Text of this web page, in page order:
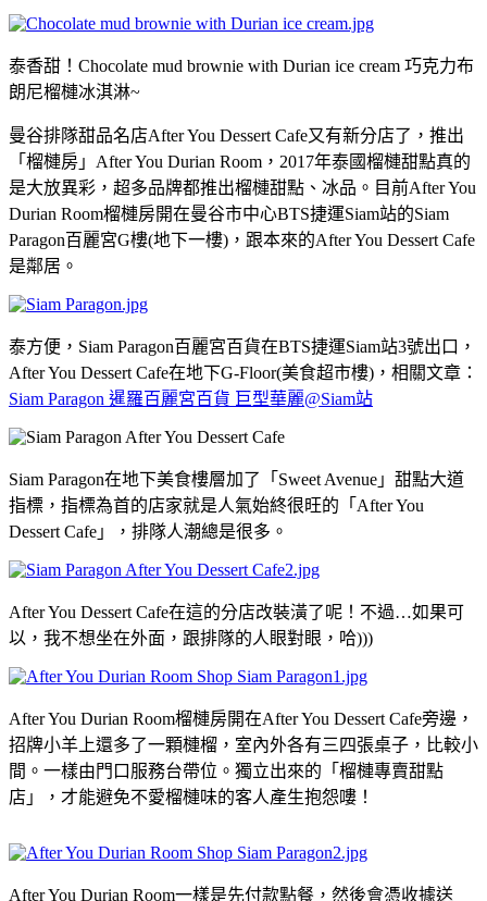
泰香甜！Chocolate mud brownie with Durian ice cream 巧克力布
朗尼榴槤冰淇淋~
曼谷排隊甜品名店After You Dessert Cafe又有新分店了，推出
「榴槤房」After You Durian Room，2017年泰國榴槤甜點真的
是大放異彩，超多品牌都推出榴槤甜點、冰品。目前After You
Durian Room榴槤房開在曼谷市中心BTS捷運Siam站的Siam
Paragon百麗宮G樓(地下一樓)，跟本來的After You Dessert Cafe
是鄰居。
泰方便，Siam Paragon百麗宮百貨在BTS捷運Siam站3號出口，
After You Dessert Cafe在地下G-Floor(美食超市樓)，相關文章：
Siam Paragon 暹羅百麗宮百貨 巨型華麗@Siam站
Siam Paragon在地下美食樓層加了「Sweet Avenue」甜點大道
指標，指標為首的店家就是人氣始終很旺的「After You
Dessert Cafe」，排隊人潮總是很多。
After You Dessert Cafe在這的分店改裝潢了呢！不過…如果可
以，我不想坐在外面，跟排隊的人眼對眼，哈)))
After You Durian Room榴槤房開在After You Dessert Cafe旁邊，
招牌小羊上還多了一顆槤榴，室內外各有三四張桌子，比較小
間。一樣由門口服務台帶位。獨立出來的「榴槤專賣甜點
店」，才能避免不愛榴槤味的客人產生抱怨嘍！
After You Durian Room一樣是先付款點餐，然後會憑收據送